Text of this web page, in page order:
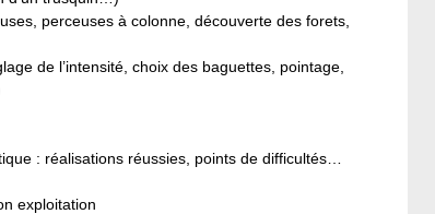
perceuses à colonne, découverte des forets,
de l’intensité, choix des baguettes, pointage,
: réalisations réussies, points de difficultés…
exploitation